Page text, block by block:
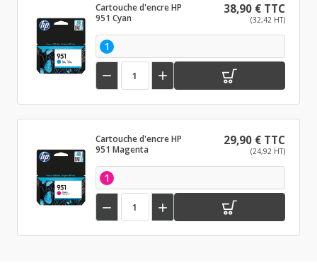
Cartouche d'encre HP
951 Cyan
38,90 € TTC
(32,42 HT)
1
 
Cartouche d'encre HP
951 Magenta
29,90 € TTC
(24,92 HT)
1
 